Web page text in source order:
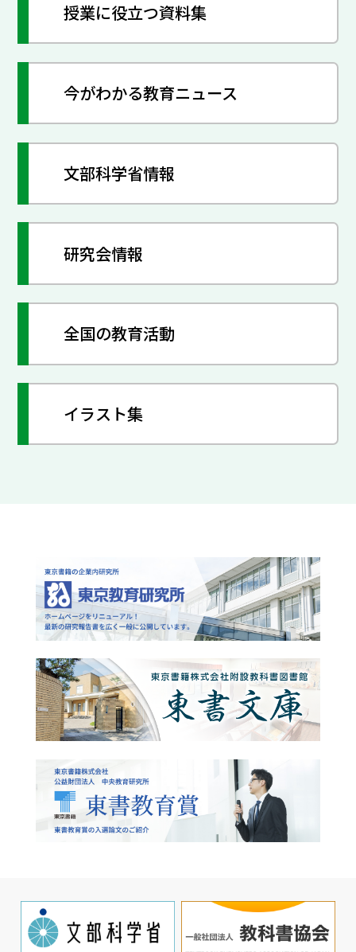
授業に役立つ資料集
今がわかる教育ニュース
文部科学省情報
研究会情報
全国の教育活動
イラスト集